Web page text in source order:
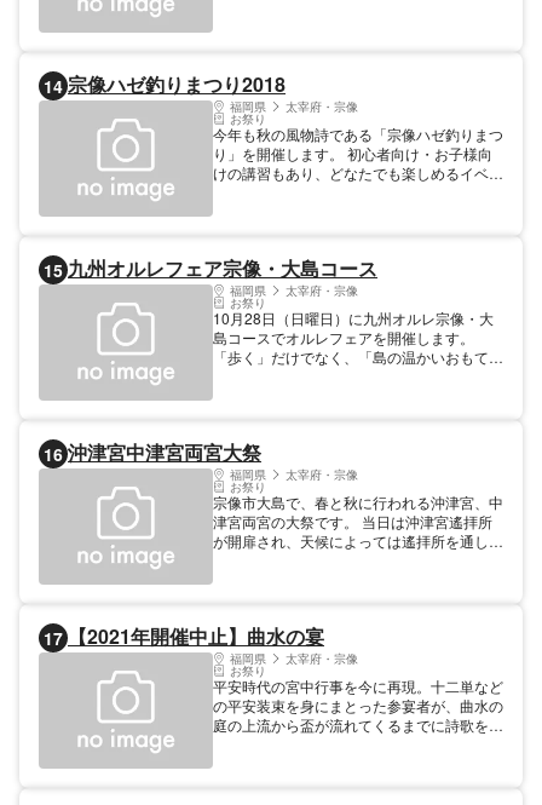
営まれ、その後、午後１時より、火渡り柴灯
大護摩供が執り行われます。読経の中、護摩
壇に護摩木が次々と投げ入れられ、大きな炎
が立ち上がります。やがて炎が収まると、厳
かに火渡りの行が始まります。まず、修験者
たちがお経を唱え、まだ白煙上がる炭の上を
14 宗像ハゼ釣りまつり2018
福岡県 太宰府・宗像
お祭り
今年も秋の風物詩である「宗像ハゼ釣りまつ
り」を開催します。 初心者向け・お子様向
けの講習もあり、どなたでも楽しめるイベン
さい。
15 九州オルレフェア宗像・大島コース
福岡県 太宰府・宗像
お祭り
10月28日（日曜日）に九州オルレ宗像・大
島コースでオルレフェアを開催します。
「歩く」だけでなく、「島の温かいおもてな
か。（おもてなしは軽食や温かいスープで
す）
16 沖津宮中津宮両宮大祭
福岡県 太宰府・宗像
お祭り
宗像市大島で、春と秋に行われる沖津宮、中
津宮両宮の大祭です。 当日は沖津宮遙拝所
が開扉され、天候によっては遙拝所を通して
この機会にぜひ大島の神事を体験してくださ
い。
17 【2021年開催中止】曲水の宴
福岡県 太宰府・宗像
お祭り
平安時代の宮中行事を今に再現。十二単など
の平安装束を身にまとった参宴者が、曲水の
庭の上流から盃が流れてくるまでに詩歌を詠